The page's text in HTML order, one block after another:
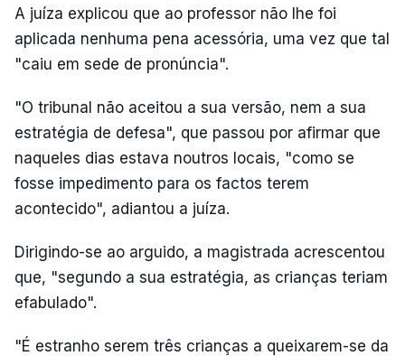
A juíza explicou que ao professor não lhe foi
aplicada nenhuma pena acessória, uma vez que tal
"caiu em sede de pronúncia".
"O tribunal não aceitou a sua versão, nem a sua
estratégia de defesa", que passou por afirmar que
naqueles dias estava noutros locais, "como se
fosse impedimento para os factos terem
acontecido", adiantou a juíza.
Dirigindo-se ao arguido, a magistrada acrescentou
que, "segundo a sua estratégia, as crianças teriam
efabulado".
"É estranho serem três crianças a queixarem-se da